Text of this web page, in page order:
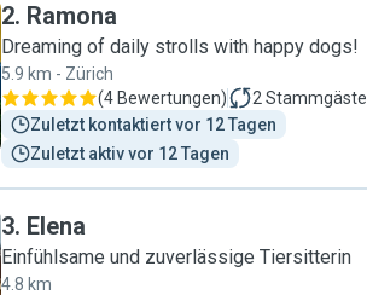
2. Ramona
Dreaming of daily strolls with happy dogs!
5.9 km - Zürich
(4 Bewertungen) 2 Stammgäste
Zuletzt kontaktiert vor 12 Tagen
Zuletzt aktiv vor 12 Tagen
3. Elena
Einfühlsame und zuverlässige Tiersitterin
4.8 km